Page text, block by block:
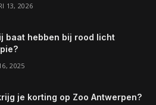
13, 2026
baat hebben bij rood licht
2025
je korting op Zoo Antwerpen?